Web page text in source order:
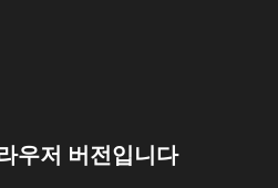
우저 버전입니다